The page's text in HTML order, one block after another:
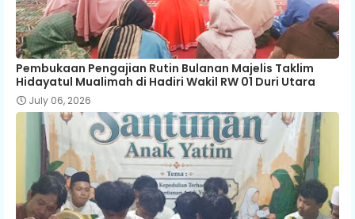
Pembukaan Pengajian Rutin Bulanan Majelis Taklim
Hidayatul Mualimah di Hadiri Wakil RW 01 Duri Utara
July 06, 2026